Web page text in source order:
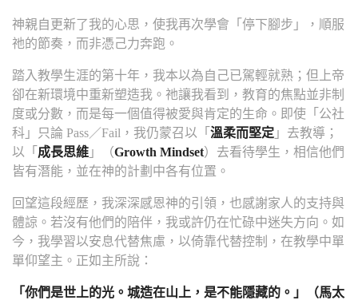
神親自更新了我的心思，使我再次學會「停下腳步」，順服
祂的節奏，而非憑己力奔跑。
踏入教學生涯的第十年，我本以為自己已駕輕就熟；但上帝
卻在新環境中重新塑造我。祂讓我看到，教育的焦點並非制
度或分數，而是每一個值得被愛與肯定的生命。即使「公社
科」只論 Pass／Fail，我仍蒙召以「 溫柔而堅定 」去教導；
以「 成長思維 」（Growth Mindset）去看待學生，相信他們
皆有潛能，並在神的計劃中各有位置。
回望這段經歷，我深深感恩神的引領，也感謝家人的支持與
體諒。若沒有他們的陪伴，我或許仍在忙碌中迷失方向。如
今，我學習以安息代替焦慮，以倚靠代替控制，在教學中單
單仰望主。正如主所說：
「你們是世上的光。城造在山上，是不能隱藏的。」（馬太